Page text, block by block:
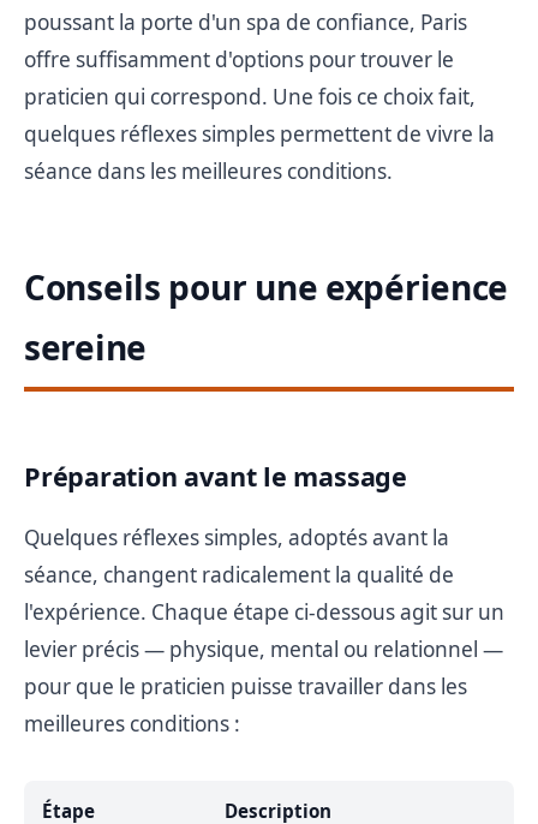
poussant la porte d'un spa de confiance, Paris
offre suffisamment d'options pour trouver le
praticien qui correspond. Une fois ce choix fait,
quelques réflexes simples permettent de vivre la
séance dans les meilleures conditions.
Conseils pour une expérience
sereine
Préparation avant le massage
Quelques réflexes simples, adoptés avant la
séance, changent radicalement la qualité de
l'expérience. Chaque étape ci-dessous agit sur un
levier précis — physique, mental ou relationnel —
pour que le praticien puisse travailler dans les
meilleures conditions :
Étape Description